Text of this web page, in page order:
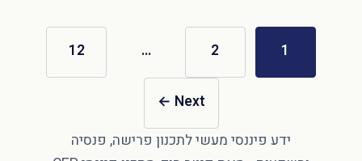
1
2
…
12
Next
←